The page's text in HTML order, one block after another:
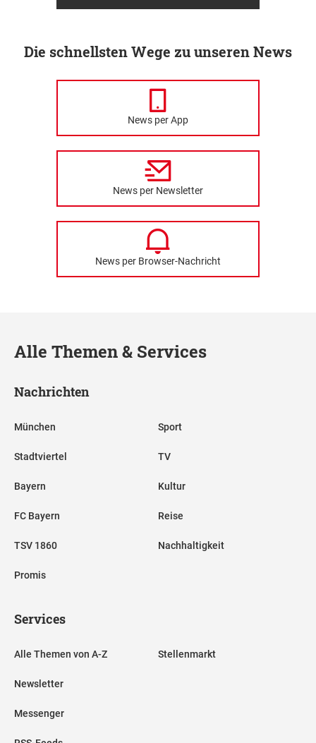
Die schnellsten Wege zu unseren News
News per App
News per Newsletter
News per Browser-Nachricht
Alle Themen & Services
Nachrichten
München
Stadtviertel
Bayern
FC Bayern
TSV 1860
Promis
Sport
TV
Kultur
Reise
Nachhaltigkeit
Services
Alle Themen von A-Z
Newsletter
Messenger
Stellenmarkt